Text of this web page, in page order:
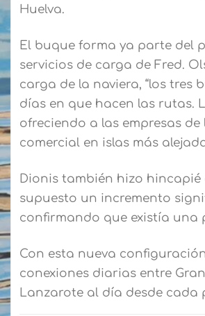
Huelva.
El buque forma ya parte del
servicios de carga de Fred.
carga de la naviera, “los
días en que hacen las rutas.
ofreciendo a las empresas
comercial en islas más
Dionis también hizo
supuesto un incremento
confirmando que existía una
Con esta nueva
conexiones diarias entre
Lanzarote al día desde cada